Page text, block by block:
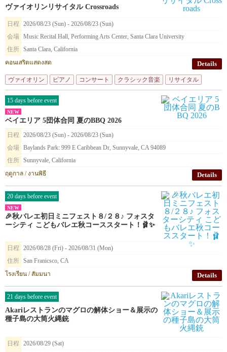
ヴァイオリンリサイタル Crossroads
日程
2026/08/23 (Sun) - 2026/08/23 (Sun)
会場 Music Recital Hall, Performing Arts Center, Santa Clara University
住所 Santa Clara, California
คอนเสริตแสดงสด
Details
ヴァイオリン ピアノ コンサート クラシック音楽 リサイタル
15 days before event
NEW
ベイエリア 5団体合同 夏のBBQ 2026
日程
2026/08/23 (Sun) - 2026/08/23 (Sun)
会場 Baylands Park: 999 E Caribbean Dr, Sunnyvale, CA 94089
住所 Sunnyvale, California
ฤดูกาล / งานพิธี
Details
20 days before event
NEW
🎉秋バレエ初日ミニフェスト８/２８♪ フォスタ
ーシティ こどもバレエ秋コーススタート！🩰✨
日程
2026/08/28 (Fri) - 2026/08/31 (Mon)
住所 San Franicsco, CA
โรงเรียน / สัมมนา
Details
21 days before event
Akariレストランのマグロの解体ショー＆展示の
種子島の大筒火縄銃
日程
2026/08/29 (Sat)